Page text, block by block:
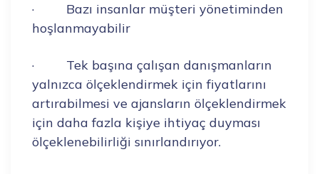
· Bazı insanlar müşteri yönetiminden
hoşlanmayabilir
· Tek başına çalışan danışmanların
yalnızca ölçeklendirmek için fiyatlarını
artırabilmesi ve ajansların ölçeklendirmek
için daha fazla kişiye ihtiyaç duyması
ölçeklenebilirliği sınırlandırıyor.